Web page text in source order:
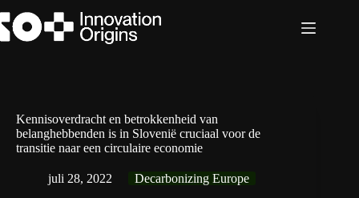
naar
de
Kennisoverdracht en betrokkenheid van
belanghebbenden is in Slovenië cruciaal voor de
transitie naar een circulaire economie
juli 28, 2022 Decarbonizing Europe